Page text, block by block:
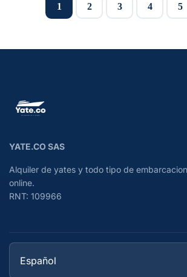
1 2 3 4 5
YATE.CO SAS
Alquiler de yates y todo tipo de
online.
RNT: 109966